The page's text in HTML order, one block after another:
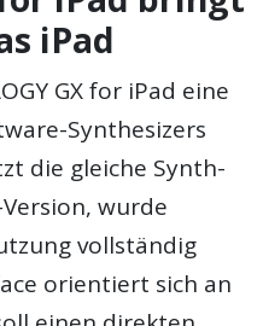
iPad
GX for iPad eine
Synthesizers
die gleiche Synth-
wurde
vollständig
orientiert sich an